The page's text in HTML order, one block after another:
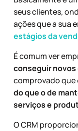
seus clientes,
ações que a sua
estágios da
É comum ver
conseguir
comprovado que
do que o de
serviços e
O CRM